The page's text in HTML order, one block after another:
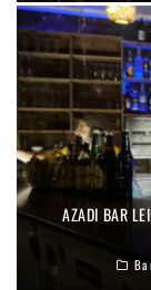
AZADI BAR